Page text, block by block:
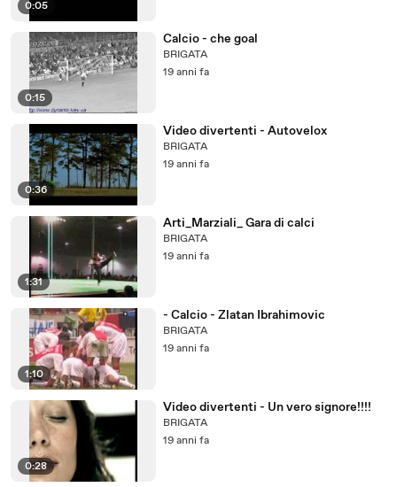
0:05
0:15
Calcio - che goal
BRIGATA
19 anni fa
0:36
Video divertenti - Autovelox
BRIGATA
19 anni fa
1:31
Arti_Marziali_ Gara di calci
BRIGATA
19 anni fa
1:10
- Calcio - Zlatan Ibrahimovic
BRIGATA
19 anni fa
0:28
Video divertenti - Un vero signore!!!!
BRIGATA
19 anni fa